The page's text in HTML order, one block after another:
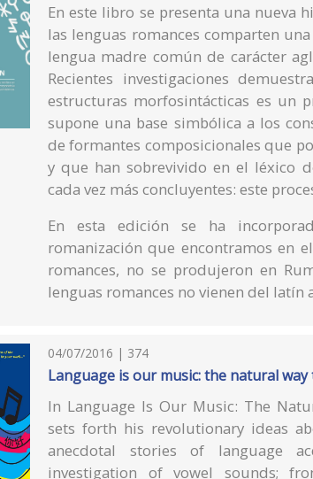
En este libro se presenta una nueva
las lenguas romances comparten
lengua madre común de carácter
Recientes investigaciones
estructuras morfosintácticas es un
supone una base simbólica a los
de formantes composicionales que
y que han sobrevivido en el léxico
cada vez más concluyentes: este
En esta edición se ha
romanización que encontramos en
romances, no se produjeron en
lenguas romances no vienen del
04/07/2016 | 374
Language is our music: the natural
In Language Is Our Music: The
sets forth his revolutionary ideas
anecdotal stories of language
investigation of vowel sounds;